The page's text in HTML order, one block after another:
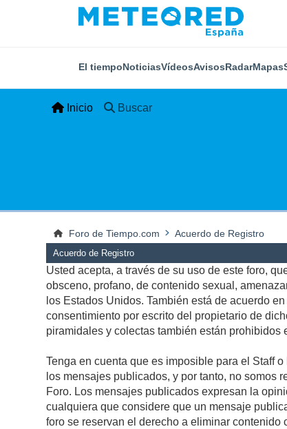
El tiempoNoticiasVídeosAvisosRadarMapas
Inicio Buscar
Foro de Tiempo.com Acuerdo de Registro
Acuerdo de Registro
Usted acepta, a través de su uso de este foro,
obsceno, profano, de contenido sexual,
los Estados Unidos. También está de acuerdo
consentimiento por escrito del propietario de
piramidales y colectas también están prohibidos
Tenga en cuenta que es imposible para el Staff
los mensajes publicados, y por tanto, no somos
Foro. Los mensajes publicados expresan la
cualquiera que considere que un mensaje
foro se reservan el derecho a eliminar